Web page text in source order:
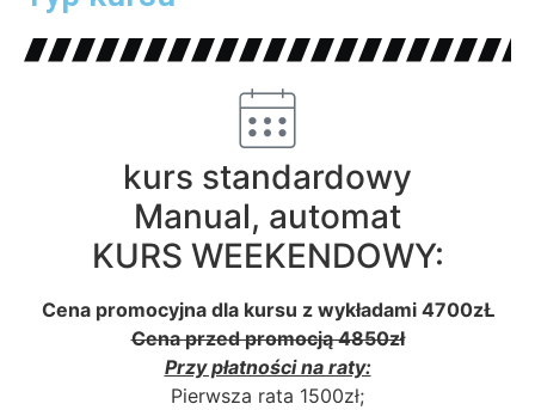
kurs standardowy
Manual, automat
KURS WEEKENDOWY:
Cena promocyjna dla kursu z wykładami 4700zŁ
Cena przed promocją 4850zł
Przy płatności na raty:
Pierwsza rata 1500zł;